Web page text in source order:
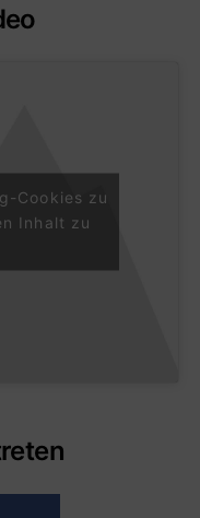
Cookies zu
Inhalt zu